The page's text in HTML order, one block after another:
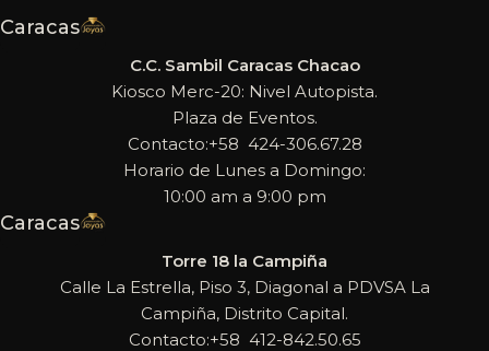
Caracas
C.C. Sambil Caracas Chacao
Kiosco Merc-20: Nivel Autopista.
Plaza de Eventos.
Contacto:+58 424-306.67.28
Horario de Lunes a Domingo:
10:00 am a 9:00 pm
Caracas
Torre 18 la Campiña
Calle La Estrella, Piso 3, Diagonal a PDVSA La
Campiña, Distrito Capital.
Contacto:+58 412-842.50.65